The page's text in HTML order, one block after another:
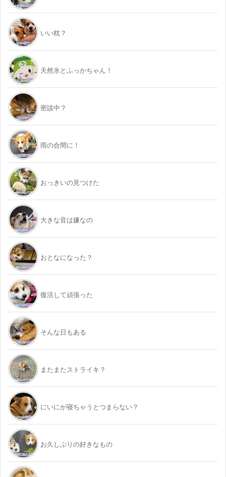
いい枕？
天然氷とふっかちゃん！
密談中？
雨の合間に！
おっきいの見つけた
大きな音は嫌なの
おとなになった？
復活して頑張った
そんな日もある
またまたストライキ？
にいにが寝ちゃうとつまらない？
お久しぶりの好きなもの